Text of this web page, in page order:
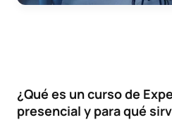
¿Qué es un curso de
presencial y para qué